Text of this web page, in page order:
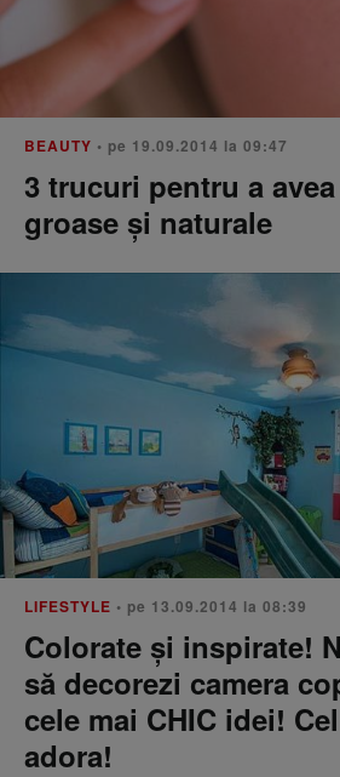
BEAUTY • pe 19.09.2014 la 09:47
3 trucuri pentru a
groase și naturale
LIFESTYLE • pe 13.09.2014 la 08:39
Colorate și inspirate!
să decorezi camera
cele mai CHIC idei!
adora!